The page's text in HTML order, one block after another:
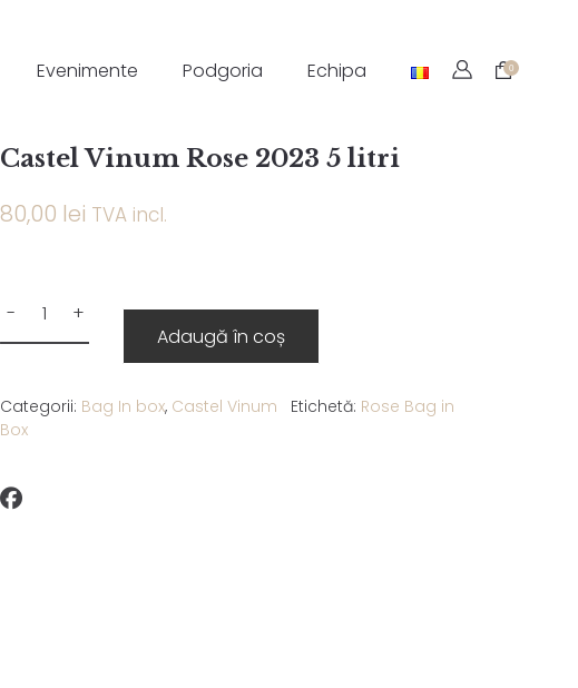
Evenimente Podgoria Echipa 0
Castel Vinum Rose 2023 5 litri
80,00 lei TVA incl.
Adaugă în coș
Categorii: Bag In box, Castel Vinum Etichetă: Rose Bag in
Box